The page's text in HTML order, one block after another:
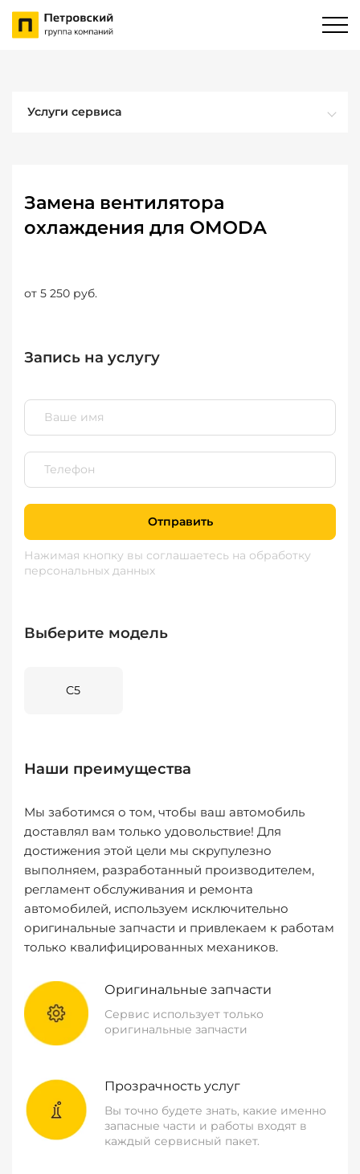
Услуги сервиса
Замена вентилятора
охлаждения для OMODA
от 5 250 руб.
Запись на услугу
Отправить
Нажимая кнопку вы соглашаетесь на обработку
персональных данных
Выберите модель
C5
Наши преимущества
Мы заботимся о том, чтобы ваш автомобиль
доставлял вам только удовольствие! Для
достижения этой цели мы скрупулезно
выполняем, разработанный производителем,
регламент обслуживания и ремонта
автомобилей, используем исключительно
оригинальные запчасти и привлекаем к работам
только квалифицированных механиков.
Оригинальные запчасти
Сервис использует только
оригинальные запчасти
Прозрачность услуг
Вы точно будете знать, какие именно
запасные части и работы входят в
каждый сервисный пакет.